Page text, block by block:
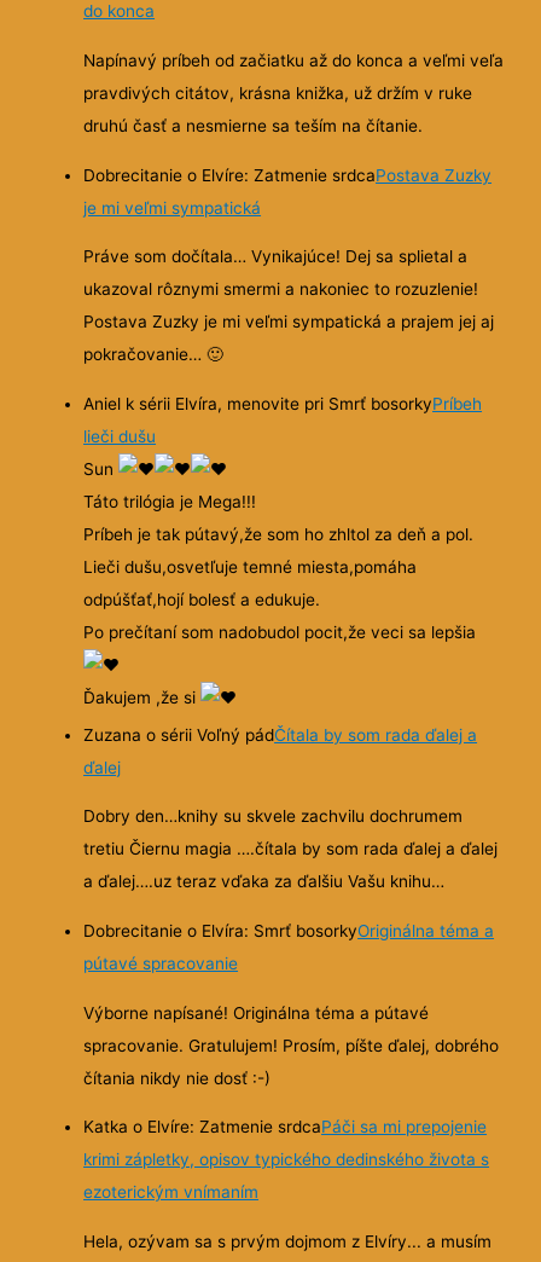
do konca
Napínavý príbeh od začiatku až do konca a veľmi veľa
pravdivých citátov, krásna knižka, už držím v ruke
druhú časť a nesmierne sa teším na čítanie.
Dobrecitanie o Elvíre: Zatmenie srdcaPostava Zuzky
je mi veľmi sympatická
Práve som dočítala… Vynikajúce! Dej sa splietal a
ukazoval rôznymi smermi a nakoniec to rozuzlenie!
Postava Zuzky je mi veľmi sympatická a prajem jej aj
pokračovanie…🙂
Aniel k sérii Elvíra, menovite pri Smrť bosorkyPríbeh
lieči dušu
Sun
Táto trilógia je Mega!!!
Príbeh je tak pútavý,že som ho zhltol za deň a pol.
Lieči dušu,osvetľuje temné miesta,pomáha
odpúšťať,hojí bolesť a edukuje.
Po prečítaní som nadobudol pocit,že veci sa lepšia
Ďakujem ,že si
Zuzana o sérii Voľný pádČítala by som rada ďalej a
ďalej
Dobry den…knihy su skvele zachvilu dochrumem
tretiu Čiernu magia ….čítala by som rada ďalej a ďalej
a ďalej….uz teraz vďaka za ďalšiu Vašu knihu…
Dobrecitanie o Elvíra: Smrť bosorkyOriginálna téma a
pútavé spracovanie
Výborne napísané! Originálna téma a pútavé
spracovanie. Gratulujem! Prosím, píšte ďalej, dobrého
čítania nikdy nie dosť :-)
Katka o Elvíre: Zatmenie srdcaPáči sa mi prepojenie
krimi zápletky, opisov typického dedinského života s
ezoterickým vnímaním
Hela, ozývam sa s prvým dojmom z Elvíry... a musím